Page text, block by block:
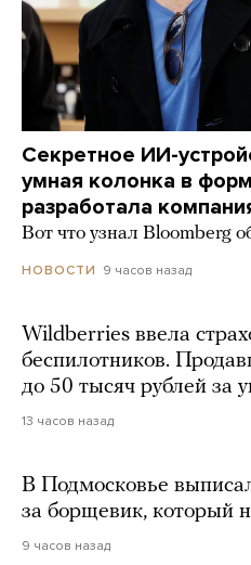
Секретное ИИ-
умная колонка в
разработала
Вот что узнал Bloomberg
НОВОСТИ 9 часов назад
Wildberries ввела
беспилотников.
до 50 тысяч рублей за
13 часов назад
В Подмосковье
за борщевик,
9 часов назад